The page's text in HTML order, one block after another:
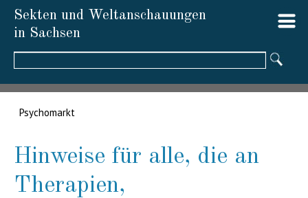
Sekten und Weltanschauungen
in Sachsen
Suchbegriffe
Psychomarkt
Hinweise für alle, die an
Therapien,